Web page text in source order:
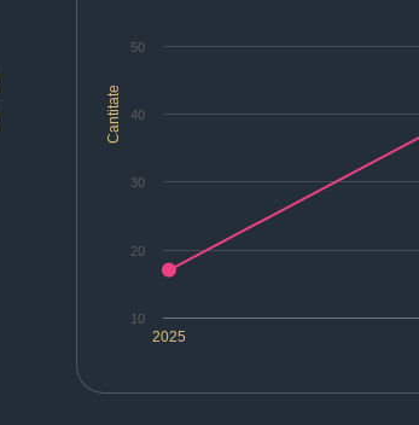
Cantitate
2025
10
20
30
40
50